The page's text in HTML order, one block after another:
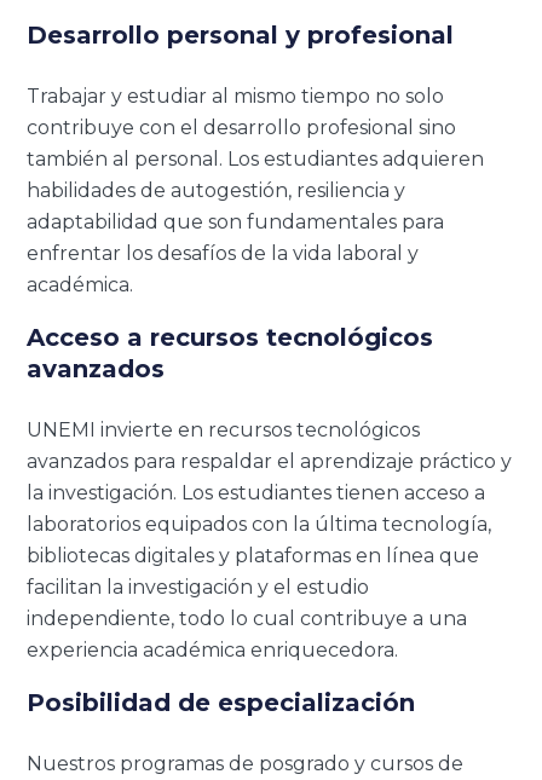
Desarrollo personal y profesional
Trabajar y estudiar al mismo tiempo no solo
contribuye con el desarrollo profesional sino
también al personal. Los estudiantes adquieren
habilidades de autogestión, resiliencia y
adaptabilidad que son fundamentales para
enfrentar los desafíos de la vida laboral y
académica.
Acceso a recursos tecnológicos
avanzados
UNEMI invierte en recursos tecnológicos
avanzados para respaldar el aprendizaje práctico y
la investigación. Los estudiantes tienen acceso a
laboratorios equipados con la última tecnología,
bibliotecas digitales y plataformas en línea que
facilitan la investigación y el estudio
independiente, todo lo cual contribuye a una
experiencia académica enriquecedora.
Posibilidad de especialización
Nuestros programas de posgrado y cursos de